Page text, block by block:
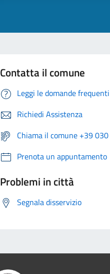
Contatta il comune
Leggi le domande frequenti
Richiedi Assistenza
Chiama il comune +39
Prenota un appuntamento
Problemi in città
Segnala disservizio